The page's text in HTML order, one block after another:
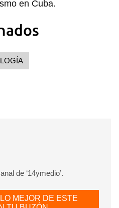
en Cuba.
de ‘14ymedio’.
MEJOR DE ESTE